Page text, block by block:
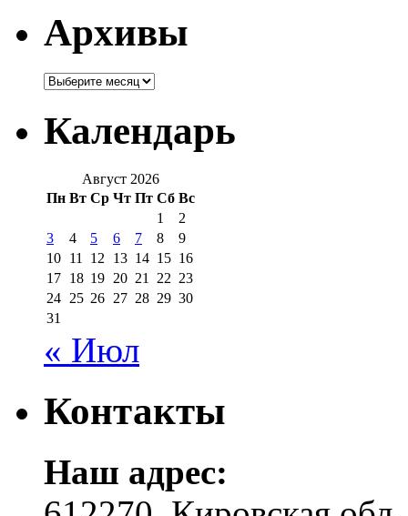
Архивы
Архивы
Календарь
Август 2026
Пн Вт Ср Чт Пт Сб Вс
1
2
3
4 5 6 7 8
9
10 11 12 13 14 15 16
17 18 19 20 21 22 23
24 25 26 27 28 29 30
31
« Июл
Контакты
Наш адрес: